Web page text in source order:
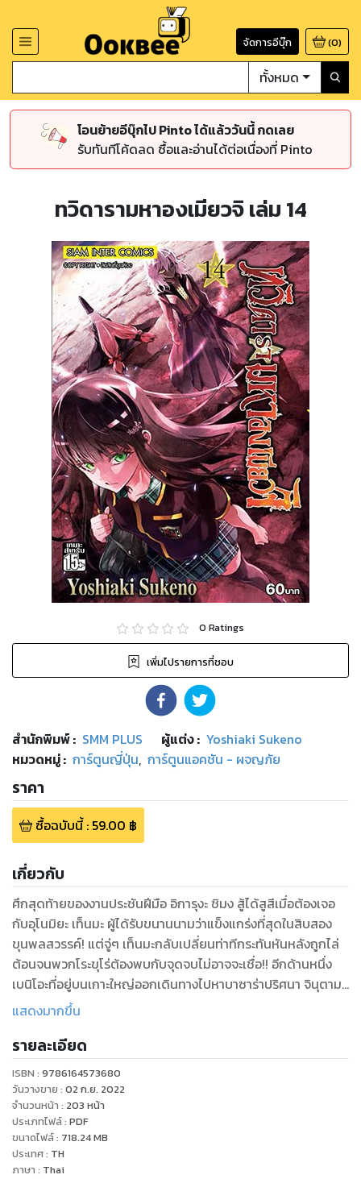
จัดการอีบุ๊ก (0)
ทั้งหมด
โอนย้ายอีบุ๊กไป Pinto ได้แล้ววันนี้ กดเลย
รับทันทีโค้ดลด ซื้อและอ่านได้ต่อเนื่องที่ Pinto
ทวิดารามหาองเมียวจิ เล่ม 14
0 Ratings
เพิ่มไปรายการที่ชอบ
สำนักพิมพ์: SMM PLUS ผู้แต่ง : Yoshiaki Sukeno
หมวดหมู่: การ์ตูนญี่ปุ่น, การ์ตูนแอคชัน - ผจญภัย
ราคา
ซื้อฉบับนี้: 59.00 ฿
เกี่ยวกับ
ศึกสุดท้ายของงานประชันฝีมือ อิการุงะ ชิมง สู้ได้สูสีเมื่อต้องเจอ
กับอุโนมิยะ เท็นมะ ผู้ได้รับขนานนามว่าแข็งแกร่งที่สุดในสิบสอง
ขุนพลสวรรค์! แต่จู่ๆ เท็นมะกลับเปลี่ยนท่าทีกระทันหันหลังถูกไล่
ต้อนจนพวกโระขุโร่ต้องพบกับจุดจบไม่อาจจะเชื่อ!! อีกด้านหนึ่ง
เบนิโอะที่อยู่บนเกาะใหญ่ออกเดินทางไปหาบาซาร่าปริศนา จินุตาม
การนำทางของคามุยเพื่อชิงพลังเวทกลับคืนมา...!!
แสดงมากขึ้น
รายละเอียด
ISBN : 9786164573680
วันวางขาย : 02 ก.ย. 2022
จำนวนหน้า : 203 หน้า
ประเภทไฟล์: PDF
ขนาดไฟล์: 718.24MB
ประเทศ: TH
ภาษา : Thai